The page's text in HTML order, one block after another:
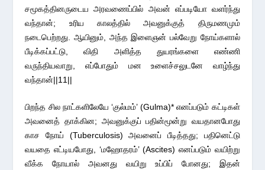
சமூகத்தினருடைய அரவணைப்பில் அவன் எப்படியோ வளர்ந்து
வந்தான்; உரிய காலத்தில் அவனுக்குத் திருமணமும்
நடைபெற்றது. ஆயினும், அந்த இளைஞன் பல்வேறு நோய்களால்
பீடிக்கப்பட்டு, விதி அளித்த துயரங்களை எண்ணி
வருந்தியவாறு, எப்போதும் மன உளைச்சலுடனே வாழ்ந்து
வந்தான்||11||
பிறந்த சில நாட்களிலேயே ‘குல்மம்’ (Gulma)* எனப்படும் கட்டிகள்
அவனைத் தாக்கின; அவனுக்குப் பதின்மூன்று வயதானபோது
காச நோய் (Tuberculosis) அவனைப் பீடித்தது; பதினெட்டு
வயதை எட்டியபோது, ‘மஹோதரம்’ (Ascites) எனப்படும் வயிற்று
வீக்க நோயால் அவனது வயிறு உப்பிப் போனது; இதன்